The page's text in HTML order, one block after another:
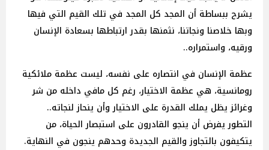
يشرح ببساطة أن المجد كل المجد في تلك القيم التي فيها
وبها خلاصنا ونجاتنا، نثمنها بقدر ارتباطها بسعادة الإنسان
ورقيه، واستمراره..
عظمة الإنسان في انتصاره على نفسه، ليست عظمة ملائكية
رومانسية، هي عظمة الاختيار، رغم كل مافي داخله من شر
وغرائز يظل يملك القدرة على الاختيار وأن ينحاز لنجاته..
التطور يفرض أن ينجو القادرون على استبصار الحياة، من
يتكيفون بالتجاوز والقيم الجديدة وحدهم ينجون في النهاية.